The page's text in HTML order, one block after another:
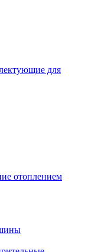
для
отоплением